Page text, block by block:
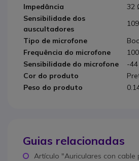
Impedância
32
Sensibilidade dos
auscultadores
Tipo de microfone
Frequência do microfone
Sensibilidade do microfone
-
Cor do produto
Peso do produto
Guias relacionadas
Artículo "Auriculares con cable